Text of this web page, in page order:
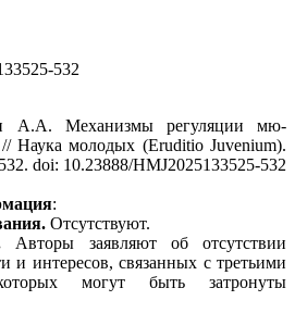
532
А.А. Механизмы регуляции мю-
Наука молодых (Eruditio Juvenium).
doi: 10.23888/HMJ2025133525-532
:
Отсутствуют.
Авторы заявляют об отсутствии
и интересов, связанных с третьими
могут быть затронуты